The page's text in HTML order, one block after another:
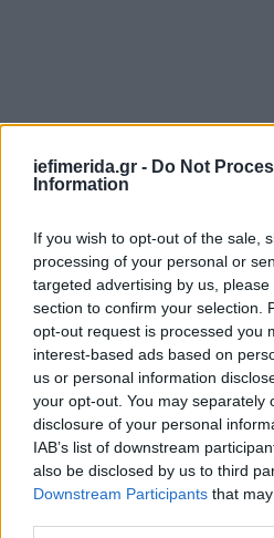
iefimerida.gr - Do Not
Information
If you wish to opt-out of the sale,
processing of your personal or
targeted advertising by us,
section to confirm your selection.
opt-out request is processed you
interest-based ads based on
us or personal information
your opt-out. You may separately
disclosure of your personal
IAB’s list of downstream
also be disclosed by us to third
Downstream Participants that